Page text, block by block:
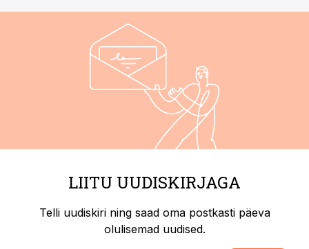
LIITU UUDISKIRJAGA
Telli uudiskiri ning saad oma postkasti päeva
olulisemad uudised.